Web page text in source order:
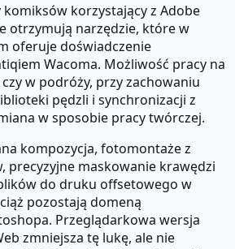
korzystający z Adobe
otrzymują narzędzie, które w
oferuje doświadczenie
Wacoma. Możliwość pracy na
w podróży, przy zachowaniu
pędzli i synchronizacji z
w sposobie pracy twórczej.
kompozycja, fotomontaże z
precyzyjne maskowanie krawędzi
do druku offsetowego w
pozostają domeną
Przeglądarkowa wersja
zmniejsza tę lukę, ale nie